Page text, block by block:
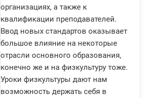
организациях, а также к
квалификации преподавателей.
Ввод новых стандартов оказывает
большое влияние на некоторые
отрасли основного образования,
конечно же и на физкультуру тоже.
Уроки физкультуры дают нам
возможность держать себя в